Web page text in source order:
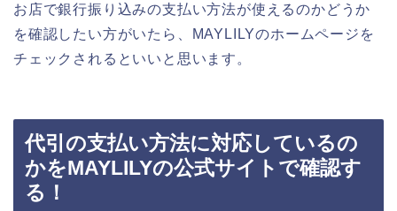
お店で銀行振り込みの支払い方法が使えるのかどうか
を確認したい方がいたら、MAYLILYのホームページを
チェックされるといいと思います。
代引の支払い方法に対応しているの
かをMAYLILYの公式サイトで確認す
る！